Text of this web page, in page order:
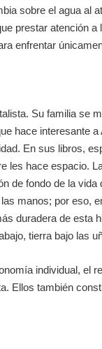
sobre el agua al
prestar atención
enfrentar
Su familia se
hace interesante
En sus libros,
les hace espacio.
de fondo de la
manos; por eso,
duradera de
tierra bajo las
individual,
Ellos también